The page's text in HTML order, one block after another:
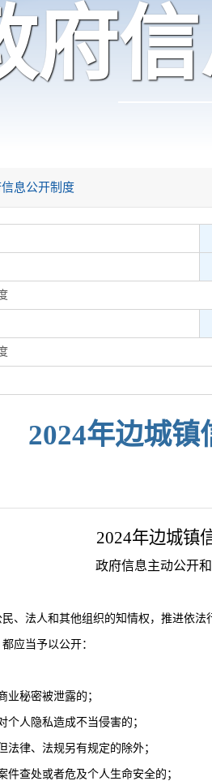
府
息公开制度
2024年边城
2024年边城镇
政府信息主动公开
、法人和其他组织的知情权，推进依
应当予以公开：
秘密被泄露的；
人隐私造成不当侵害的；
律、法规另有规定的除外；
查处或者危及个人生命安全的；